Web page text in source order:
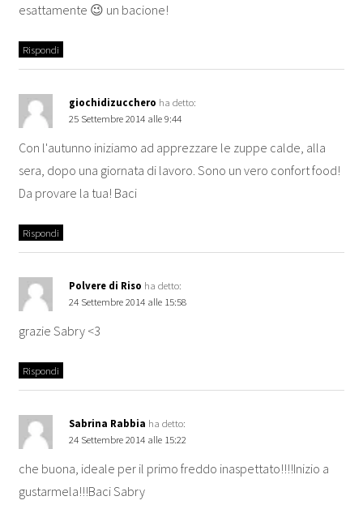
esattamente 😉 un bacione!
Rispondi
giochidizucchero ha detto:
25 Settembre 2014 alle 9:44
Con l'autunno iniziamo ad apprezzare le zuppe calde, alla
sera, dopo una giornata di lavoro. Sono un vero confort food!
Da provare la tua! Baci
Rispondi
Polvere di Riso ha detto:
24 Settembre 2014 alle 15:58
grazie Sabry <3
Rispondi
Sabrina Rabbia ha detto:
24 Settembre 2014 alle 15:22
che buona, ideale per il primo freddo inaspettato!!!!Inizio a
gustarmela!!!Baci Sabry